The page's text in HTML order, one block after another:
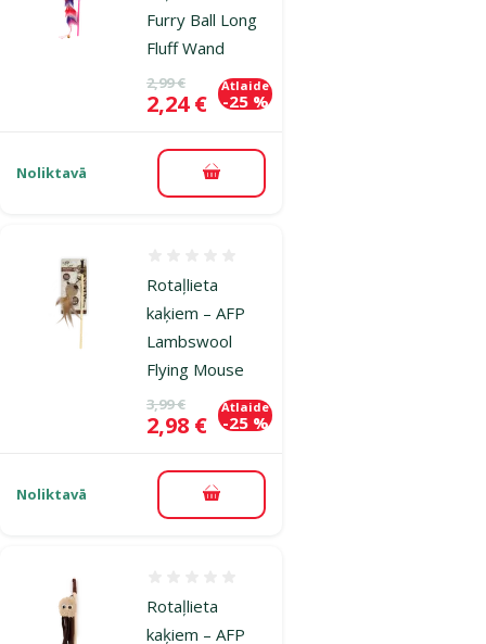
Furry Ball Long
Fluff Wand
Oriģinālā cena
2,99 €
Cena
2,24 €
Atlaide
-25 %
Noliktavā Pievienot grozam
Rotaļlieta
kaķiem – AFP
Lambswool
Flying Mouse
Oriģinālā cena
3,99 €
Cena
2,98 €
Atlaide
-25 %
Noliktavā Pievienot grozam
Rotaļlieta
kaķiem – AFP